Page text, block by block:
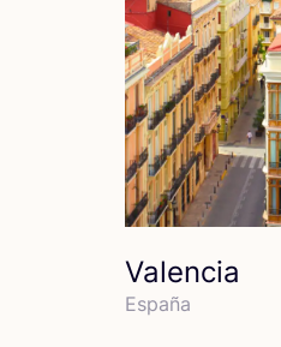
Valencia
Espa­ña